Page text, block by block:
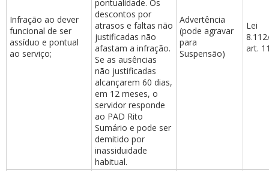
Infração ao dever
funcional de ser
assíduo e pontual
ao serviço;
pontualidade. Os
descontos por
atrasos e faltas não
justificadas não
afastam a infração.
Se as ausências
não justificadas
alcançarem 60 dias,
em 12 meses, o
servidor responde
ao PAD Rito
Sumário e pode ser
demitido por
inassiduidade
habitual.
Advertência
(pode agravar
para
Suspensão)
Lei
art.